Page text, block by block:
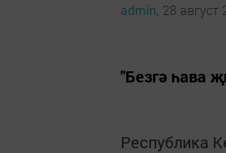
admin, 28 август
"Безгә һава
Республика